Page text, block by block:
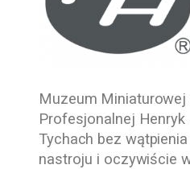
Muzeum Miniaturowej
Profesjonalnej
Tychach bez
nastroju i oczywiście